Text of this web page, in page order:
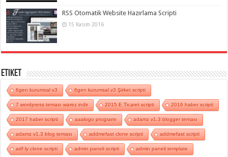
RSS Otomatik Website Hazırlama Scripti
15 Kasım 2016
Etiket
6gen kurumsal v3 6gen kurumsal v3 Şirket scripti
7 wordpress teması warez indir 2015 E Ticaret scripti 2016 haber scripti
2017 haber scripti aaalogo programı adamz v1.3 blogger teması
adamz v1.3 blog teması addmefast clone scripti addmefast scripti
adf.ly clone scripti admin paneli scripti admin paneli template